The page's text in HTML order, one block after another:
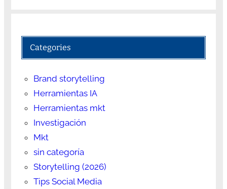
Categories
Brand storytelling
Herramientas IA
Herramientas mkt
Investigación
Mkt
sin categoría
Storytelling (2026)
Tips Social Media